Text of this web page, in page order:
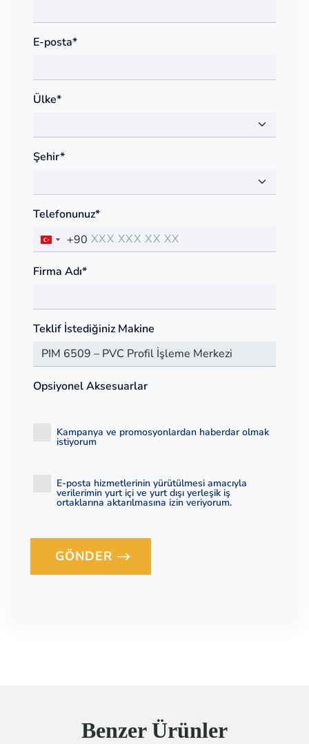
E-posta*
Ülke*
Şehir*
Telefonunuz*
+90
Firma Adı*
Teklif İstediğiniz Makine
Opsiyonel Aksesuarlar
Kampanya ve promosyonlardan haberdar olmak
istiyorum
E-posta hizmetlerinin yürütülmesi amacıyla
verilerimin yurt içi ve yurt dışı yerleşik iş
ortaklarına aktarılmasına izin veriyorum.
Loading...
GÖNDER
Benzer Ürünler